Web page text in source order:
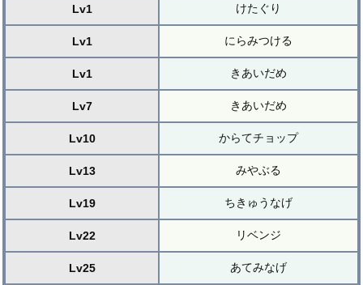
Lv1 けたぐり
Lv1 にらみつける
Lv1 きあいだめ
Lv7 きあいだめ
Lv10 からてチョップ
Lv13 みやぶる
Lv19 ちきゅうなげ
Lv22 リベンジ
Lv25 あてみなげ